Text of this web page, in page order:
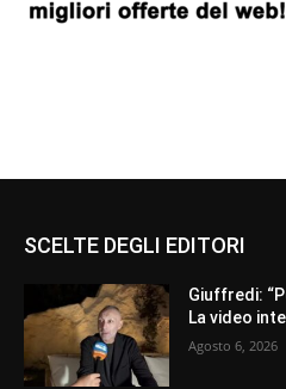
SCELTE DEGLI EDITORI
Giuffredi:
La video
Agosto 6, 2026